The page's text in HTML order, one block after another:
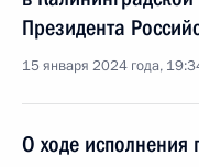
Президента
15 января 2024 года,
О ходе исполнения